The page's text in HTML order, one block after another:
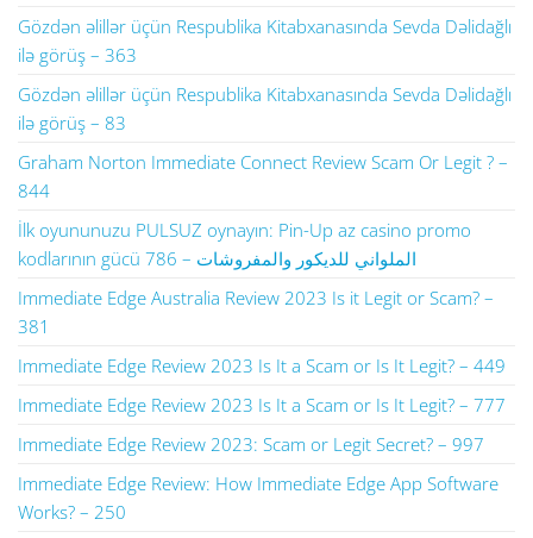
Gözdən əlillər üçün Respublika Kitabxanasında Sevda Dəlidağlı
ilə görüş – 363
Gözdən əlillər üçün Respublika Kitabxanasında Sevda Dəlidağlı
ilə görüş – 83
Graham Norton Immediate Connect Review Scam Or Legit ? –
844
İlk oyununuzu PULSUZ oynayın: Pin-Up az casino promo
kodlarının gücü الملواني للديكور والمفروشات – 786
Immediate Edge Australia Review 2023 Is it Legit or Scam? –
381
Immediate Edge Review 2023 Is It a Scam or Is It Legit? – 449
Immediate Edge Review 2023 Is It a Scam or Is It Legit? – 777
Immediate Edge Review 2023: Scam or Legit Secret? – 997
Immediate Edge Review: How Immediate Edge App Software
Works? – 250